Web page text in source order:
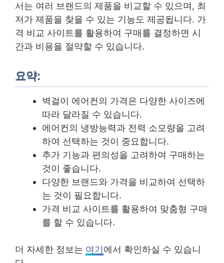
서는 여러 브랜드의 제품을 비교할 수 있으며, 최
저가 제품을 찾을 수 있는 기능도 제공됩니다. 가
격 비교 사이트를 활용하여 구매를 결정하면 시
간과 비용을 절약할 수 있습니다.
요약:
벽걸이 에어컨의 가격은 다양한 사이즈에
따라 달라질 수 있습니다.
에어컨의 냉방능력과 전력 소모량을 고려
하여 선택하는 것이 중요합니다.
추가 기능과 편의성을 고려하여 구매하는
것이 좋습니다.
다양한 브랜드와 가격을 비교하여 선택하
는 것이 필요합니다.
가격 비교 사이트를 활용하여 맞춤형 구매
를 할 수 있습니다.
더 자세한 정보는 여기에서 확인하실 수 있습니